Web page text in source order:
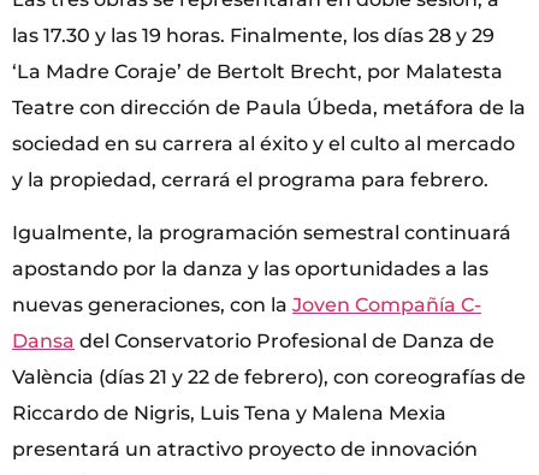
las 17.30 y las 19 horas. Finalmente, los días 28 y 29
‘La Madre Coraje’ de Bertolt Brecht, por Malatesta
Teatre con dirección de Paula Úbeda, metáfora de la
sociedad en su carrera al éxito y el culto al mercado
y la propiedad, cerrará el programa para febrero.
Igualmente, la programación semestral continuará
apostando por la danza y las oportunidades a las
nuevas generaciones, con la Joven Compañía C-
Dansa del Conservatorio Profesional de Danza de
València (días 21 y 22 de febrero), con coreografías de
Riccardo de Nigris, Luis Tena y Malena Mexia
presentará un atractivo proyecto de innovación